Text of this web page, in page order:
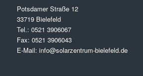
Potsdamer Straße 12
33719 Bielefeld
Tel.: 0521 3906067
Fax: 0521 3906043
E-Mail: info@solarzentrum-bielefeld.de